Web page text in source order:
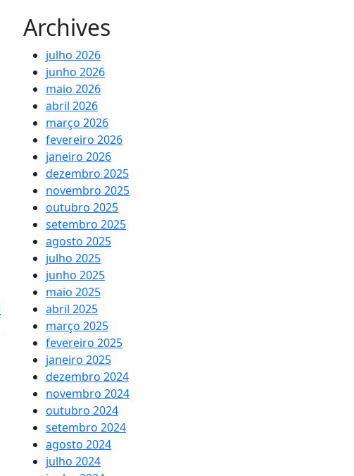
Archives
julho 2026
junho 2026
maio 2026
abril 2026
março 2026
fevereiro 2026
janeiro 2026
dezembro 2025
novembro 2025
outubro 2025
setembro 2025
agosto 2025
julho 2025
junho 2025
maio 2025
abril 2025
março 2025
fevereiro 2025
janeiro 2025
dezembro 2024
novembro 2024
outubro 2024
setembro 2024
agosto 2024
julho 2024